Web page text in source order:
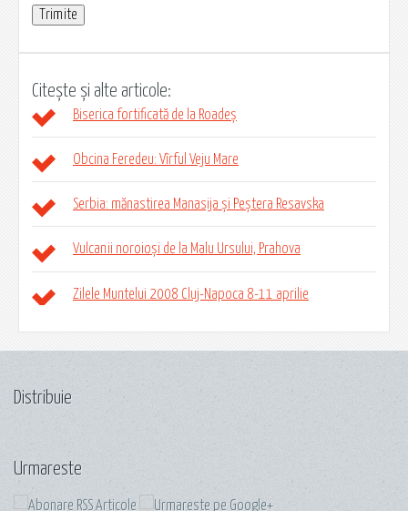
Citește și alte articole:
Biserica fortificată de la Roadeș
Obcina Feredeu: Vîrful Veju Mare
Serbia: mănastirea Manasija și Peștera Resavska
Vulcanii noroioși de la Malu Ursului, Prahova
Zilele Muntelui 2008 Cluj-Napoca 8-11 aprilie
Distribuie
Urmareste